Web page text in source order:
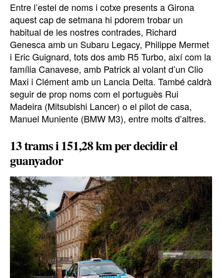
Entre l’estel de noms i cotxe presents a Girona
aquest cap de setmana hi pdorem trobar un
habitual de les nostres contrades, Richard
Genesca amb un Subaru Legacy, Philippe Mermet
i Eric Guignard, tots dos amb R5 Turbo, així com la
família Canavese, amb Patrick al volant d’un Clio
Maxi i Clément amb un Lancia Delta. També caldrà
seguir de prop noms com el portuguès Rui
Madeira (Mitsubishi Lancer) o el pilot de casa,
Manuel Muniente (BMW M3), entre molts d’altres.
13 trams i 151,28 km per decidir el
guanyador